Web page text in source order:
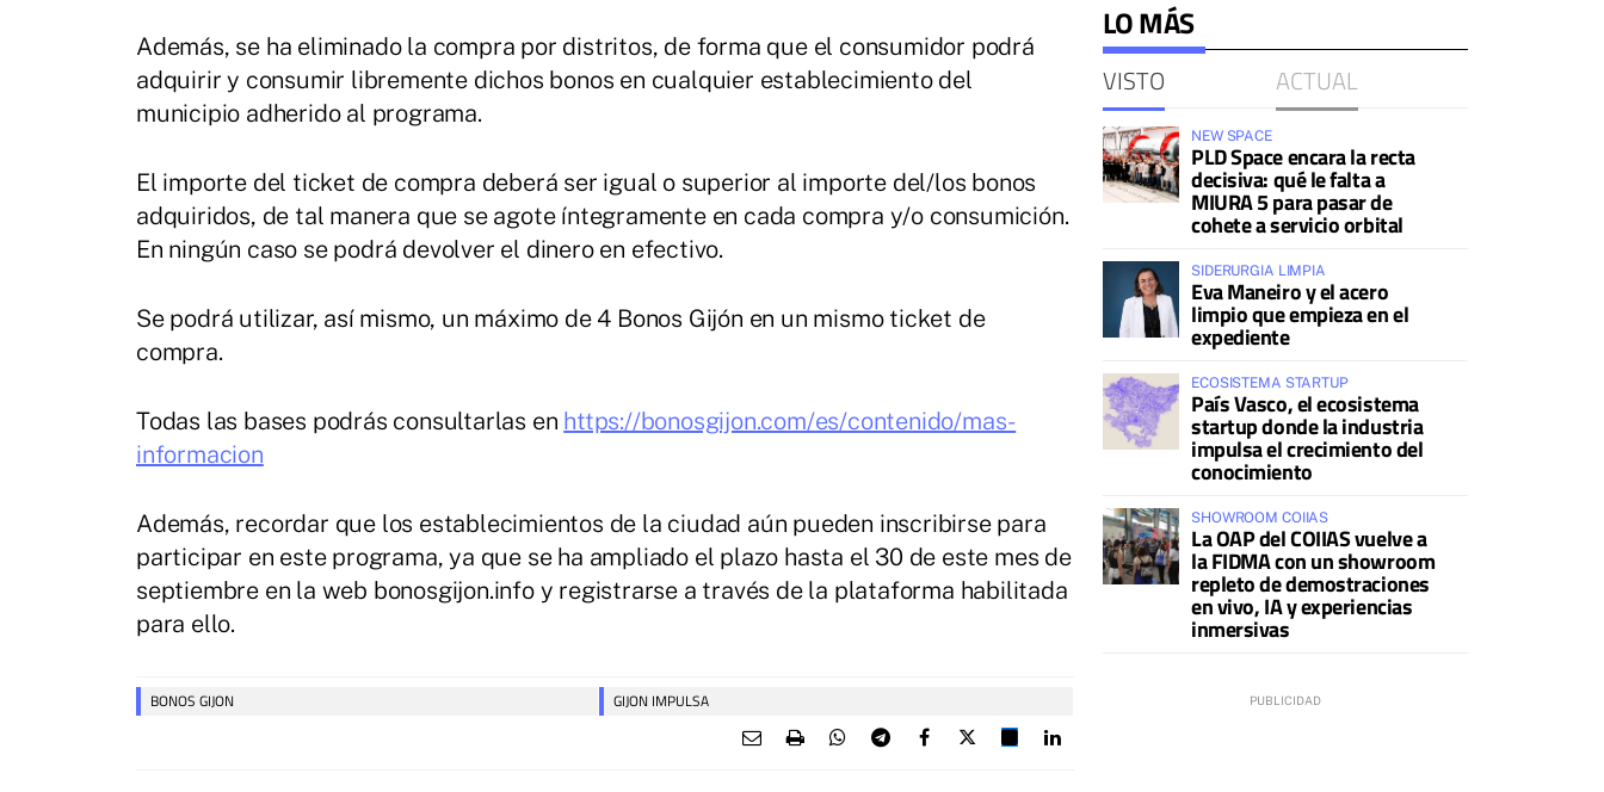
Además, se ha eliminado la compra por distritos, de forma que el consumidor podrá
adquirir y consumir libremente dichos bonos en cualquier establecimiento del
municipio adherido al programa.
El importe del ticket de compra deberá ser igual o superior al importe del/los bonos
adquiridos, de tal manera que se agote íntegramente en cada compra y/o consumición.
En ningún caso se podrá devolver el dinero en efectivo.
Se podrá utilizar, así mismo, un máximo de 4 Bonos Gijón en un mismo ticket de
compra.
Todas las bases podrás consultarlas en https://bonosgijon.com/es/contenido/mas-
informacion
Además, recordar que los establecimientos de la ciudad aún pueden inscribirse para
participar en este programa, ya que se ha ampliado el plazo hasta el 30 de este mes de
septiembre en la web bonosgijon.info y registrarse a través de la plataforma habilitada
para ello.
BONOS GIJON GIJON IMPULSA
LO MÁS
VISTO ACTUAL
NEW SPACE
PLD Space encara la recta
decisiva: qué le falta a
MIURA 5 para pasar de
cohete a servicio orbital
SIDERURGIA LIMPIA
Eva Maneiro y el acero
limpio que empieza en el
expediente
ECOSISTEMA STARTUP
País Vasco, el ecosistema
startup donde la industria
impulsa el crecimiento del
conocimiento
SHOWROOM COIIAS
La OAP del COIIAS vuelve a
la FIDMA con un showroom
repleto de demostraciones
en vivo, IA y experiencias
inmersivas